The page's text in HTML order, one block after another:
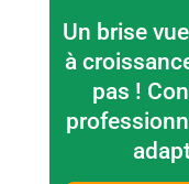
Un brise
à
pas !